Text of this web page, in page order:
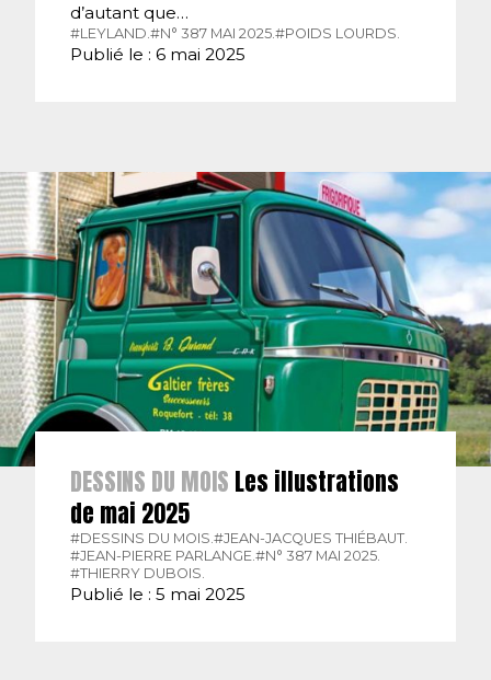
d’autant que…
#LEYLAND. #N° 387 MAI 2025. #POIDS LOURDS.
Publié le : 6 mai 2025
DESSINS DU MOIS Les illustrations
de mai 2025
#DESSINS DU MOIS. #JEAN-JACQUES THIÉBAUT.
#JEAN-PIERRE PARLANGE. #N° 387 MAI 2025.
#THIERRY DUBOIS.
Publié le : 5 mai 2025